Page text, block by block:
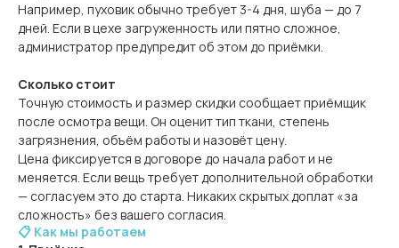
Например, пуховик обычно требует 3-4 дня, шуба — до 7
дней. Если в цехе загруженность или пятно сложное,
администратор предупредит об этом до приёмки.
Сколько стоит
Точную стоимость и размер скидки сообщает приёмщик
после осмотра вещи. Он оценит тип ткани, степень
загрязнения, объём работы и назовёт цену.
Цена фиксируется в договоре до начала работ и не
меняется. Если вещь требует дополнительной обработки
— согласуем это до старта. Никаких скрытых доплат «за
сложность» без вашего согласия.
📋 Как мы работаем